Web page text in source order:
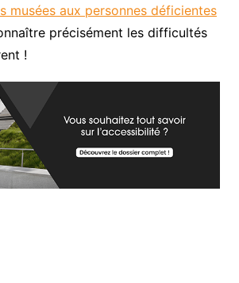
musées aux personnes déficientes
précisément les difficultés
!